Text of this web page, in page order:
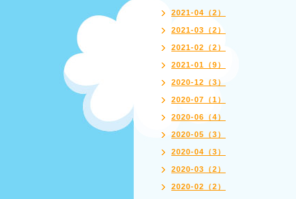
2021-04（2）
2021-03（2）
2021-02（2）
2021-01（9）
2020-12（3）
2020-07（1）
2020-06（4）
2020-05（3）
2020-04（3）
2020-03（2）
2020-02（2）